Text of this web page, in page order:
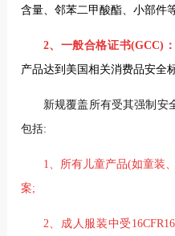
含量、邻苯二甲酸酯、小部件
2、一般合格证书(GCC)
产品达到美国相关消费品安全
新规覆盖所有受其强制安
包括:
1、所有儿童产品(如童装
案;
2、成人服装中受